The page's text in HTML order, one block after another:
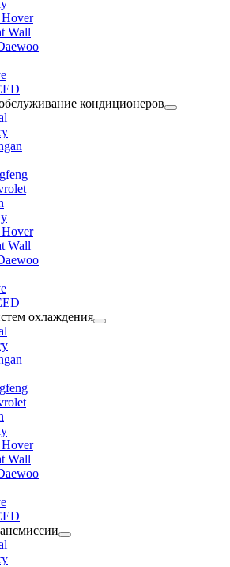
Wall
кондиционеров
Wall
охлаждения
Wall